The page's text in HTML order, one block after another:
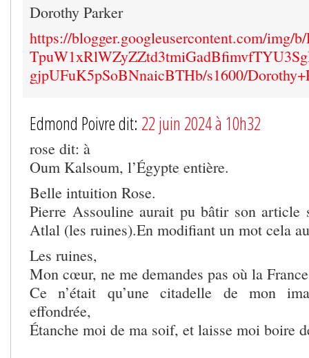
Dorothy Parker
https://blogger.googleusercontent.com/
gjpUFuK5pSoBNnaicBTHb/s1600/
Edmond Poivre dit: 22 juin 2024 à 10h32
rose dit: à
Oum Kalsoum, l’Égypte entière.
Belle intuition Rose.
Pierre Assouline aurait pu bâtir son article
Atlal (les ruines).En modifiant un mot cela
Les ruines,
Mon cœur, ne me demandes pas où la
Ce n’était qu’une citadelle de mon
effondrée,
Étanche moi de ma soif, et laisse moi boire